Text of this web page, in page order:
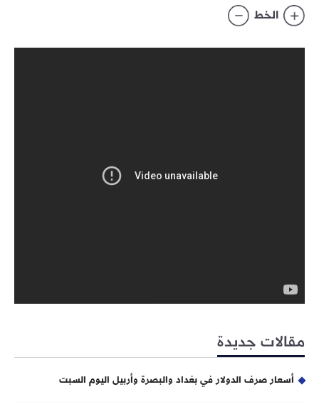
الخط
مقالات جديدة
أسعار صرف الدولار في بغداد والبصرة وأربيل اليوم السبت